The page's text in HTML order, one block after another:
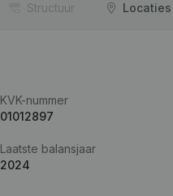
Structuur Locaties
KVK-nummer
01012897
Laatste balansjaar
2024